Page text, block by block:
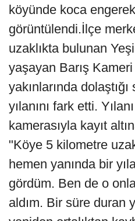
köyünde koca engerek
görüntülendi.İlçe
uzaklıkta bulunan
yaşayan Barış
yakınlarında
yılanını fark etti.
kamerasıyla kayıt
"Köye 5 kilometre
hemen yanında bir
gördüm. Ben de o
aldım. Bir süre duran